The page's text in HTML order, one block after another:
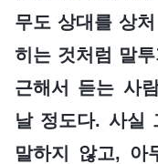
무도 상대를 상
히는 것처럼 말
근해서 듣는 사
날 정도다. 사실
말하지 않고, 아